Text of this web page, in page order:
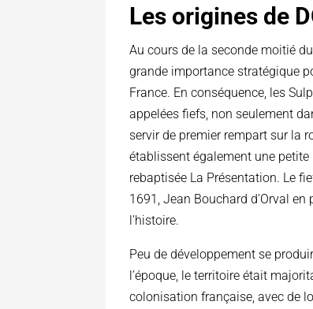
Les origines de
Au cours de la seconde moitié
grande importance stratégique
France. En conséquence, les
appelées fiefs, non seulement
servir de premier rempart sur la
établissent également une
rebaptisée La Présentation. Le
1691, Jean Bouchard d’Orval
l’histoire.
Peu de développement se
l’époque, le territoire était
colonisation française, avec de